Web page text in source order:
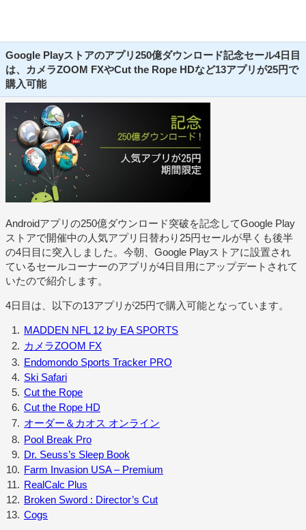
Google Playストアのアプリ250億ダウンロード記念セール4日目
は、カメラZOOM FXやCut the Rope HDなど13アプリが25円で
購入可能
Androidアプリの250億ダウンロード突破を記念してGoogle Play
ストアで開催中の人気アプリ日替わり25円セールが早くも後半
の4日目に突入しました。今朝、Google Playストアに設置され
ているセールコーナーのアプリが4日目用にアップデートされて
いたので紹介します。
4日目は、以下の13アプリが25円で購入可能となっています。
MADDEN NFL 12 by EA SPORTS
カメラZOOM FX
Endomondo Sports Tracker PRO
Ski Safari
Cut the Rope
Cut the Rope HD
オーダー＆カオス オンライン
Pool Break Pro
Dr. Seuss’s Sleep Book
Farm Invasion USA – Premium
RealCalc Plus
Broken Sword : Director’s Cut
Cogs